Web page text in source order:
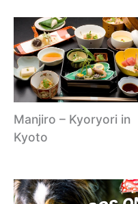
Manjiro – Kyoryori in
Kyoto